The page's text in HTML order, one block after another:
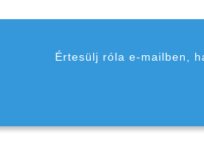
Értesülj róla e-mailben,